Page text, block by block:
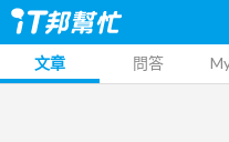
文章 問答